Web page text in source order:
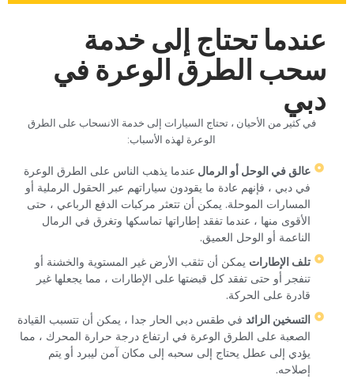
‏عندما تحتاج إلى خدمة
سحب الطرق الوعرة في
دبي‏
‏في كثير من الأحيان ، تحتاج السيارات إلى خدمة الانسحاب على الطرق
الوعرة لهذه الأسباب:‏
‏عالق في الوحل أو الرمال ‏ ‏عندما يذهب الناس على الطرق الوعرة
في دبي ، فإنهم عادة ما يقودون سياراتهم عبر الحقول الرملية أو
المسارات الموحلة. يمكن أن تتعثر مركبات الدفع الرباعي ، حتى
الأقوى منها ، عندما تفقد إطاراتها تماسكها وتغرق في الرمال
الناعمة أو الوحل العميق.‏
‏تلف الإطارات‏ ‏ يمكن أن تثقب الأرض غير المستوية والخشنة أو
تنفجر أو حتى تفقد كل قبضتها على الإطارات ، مما يجعلها غير
قادرة على الحركة.‏
‏التسخين الزائد‏ ‏ في طقس دبي الحار جدا ، يمكن أن تتسبب القيادة
الصعبة على الطرق الوعرة في ارتفاع درجة حرارة المحرك ، مما
يؤدي إلى عطل يحتاج إلى سحبه إلى مكان آمن ليبرد أو يتم
إصلاحه.‏